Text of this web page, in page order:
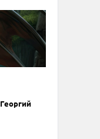
Георгий